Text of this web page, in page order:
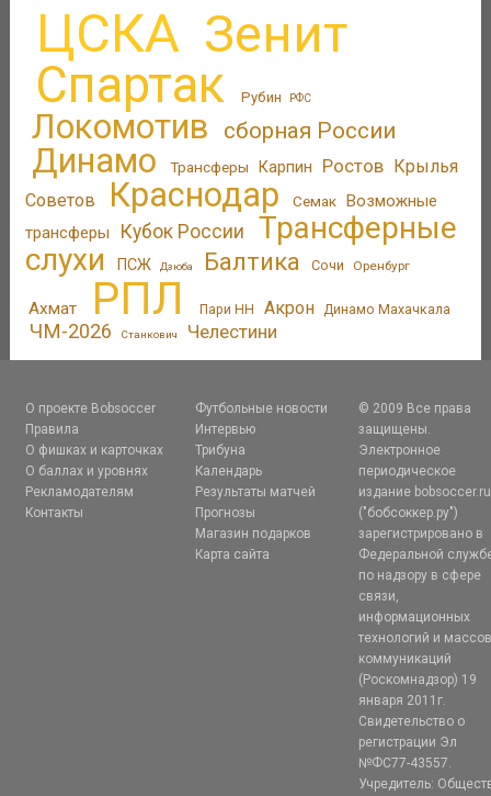
ЦСКА Зенит
Спартак Рубин РФС
Локомотив сборная России
Динамо Трансферы Карпин Ростов Крылья
Советов
Краснодар Семак Возможные
трансферы
Кубок России
Трансферные
слухи
ПСЖ Дзюба Балтика Сочи Оренбург
Ахмат РПЛ Пари НН Акрон Динамо Махачкала
ЧМ-2026 Станкович Челестини
О проекте Bobsoccer
Правила
О фишках и карточках
О баллах и уровнях
Рекламодателям
Контакты
Футбольные новости
Интервью
Трибуна
Календарь
Результаты матчей
Прогнозы
Магазин подарков
Карта сайта
© 2009 Все права
защищены.
Электронное
периодическое
издание bobsoccer.ru
("бобсоккер.ру")
зарегистрировано в
Федеральной
по надзору в сфере
связи,
информационных
технологий и
коммуникаций
(Роскомнадзор) 19
января 2011г.
Свидетельство о
регистрации Эл
№ФС77-43557.
Учредитель: